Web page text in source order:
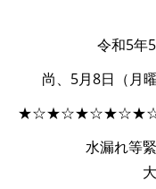
令和5年
尚、5月8日（月
水漏れ等